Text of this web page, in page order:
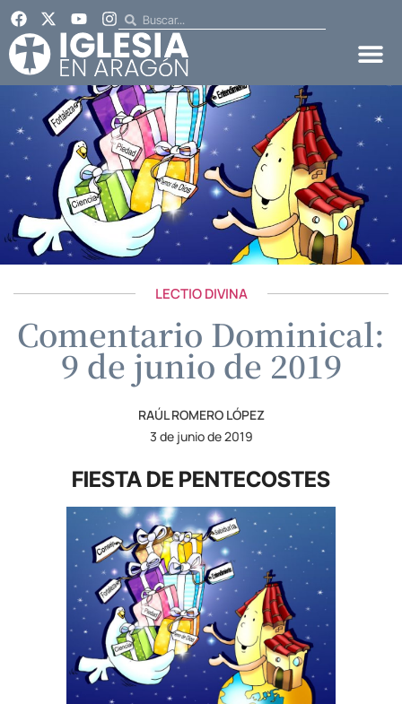
LECTIO DIVINA
Comentario Dominical:
9 de junio de 2019
RAÚL ROMERO LÓPEZ
3 de junio de 2019
FIESTA DE PENTECOSTES